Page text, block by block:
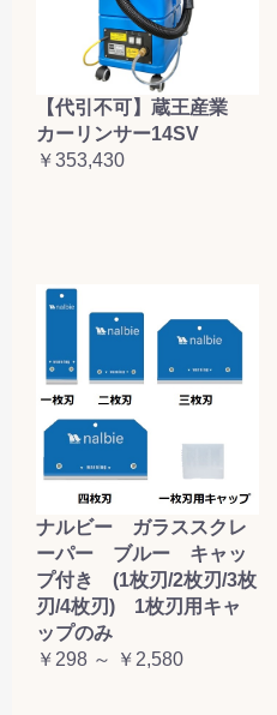
【代引不可】蔵王産業
カーリンサー14SV
￥353,430
ナルビー ガラススクレ
ーパー ブルー キャッ
プ付き (1枚刃/2枚刃/3枚
刃/4枚刃) 1枚刃用キャ
ップのみ
￥298 ～ ￥2,580